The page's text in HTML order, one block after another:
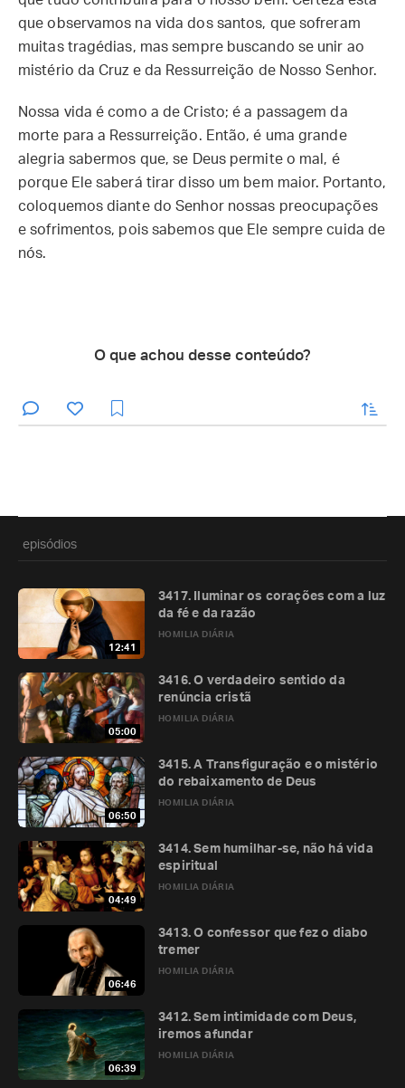
que observamos na vida dos santos, que sofreram
muitas tragédias, mas sempre buscando se unir ao
mistério da Cruz e da Ressurreição de Nosso Senhor.
Nossa vida é como a de Cristo; é a passagem da
morte para a Ressurreição. Então, é uma grande
alegria sabermos que, se Deus permite o mal, é
porque Ele saberá tirar disso um bem maior. Portanto,
coloquemos diante do Senhor nossas preocupações
e sofrimentos, pois sabemos que Ele sempre cuida de
nós.
O que achou desse conteúdo?
enviar
episódios
12:41
HOMILIA DIÁRIA
3417. Iluminar os corações com a luz
da fé e da razão
05:00
HOMILIA DIÁRIA
3416. O verdadeiro sentido da
renúncia cristã
06:50
HOMILIA DIÁRIA
3415. A Transfiguração e o mistério
do rebaixamento de Deus
04:49
HOMILIA DIÁRIA
3414. Sem humilhar-se, não há vida
espiritual
06:46
HOMILIA DIÁRIA
3413. O confessor que fez o diabo
tremer
06:39
HOMILIA DIÁRIA
3412. Sem intimidade com Deus,
iremos afundar